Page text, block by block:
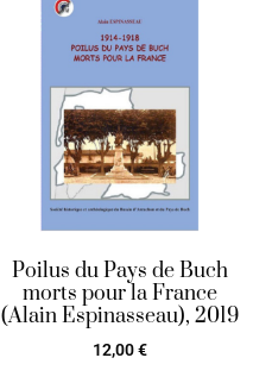
Poilus du Pays de Buch
morts pour la France
(Alain Espinasseau), 2019
12,00€